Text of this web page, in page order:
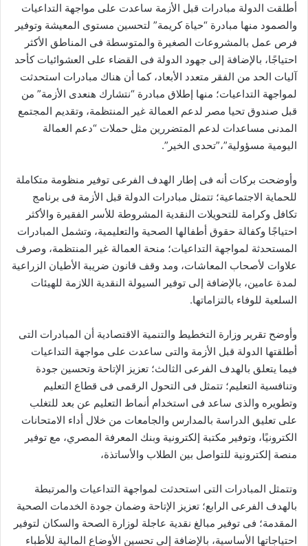
أطلقت الدولة مبادرات قبل الأزمة ساعدت على مواجهة التداعيات
والصمود منها مبادرة “حياة كريمة” لتحسين مستوى المعيشة وتوفير
فرص عمل بالمشروعات الصغيرة والمتوسطة فى المناطق الأكثر
احتياجًا، بالإضافة إلى جهود الدولة فى القضاء على العشوائيات كأحد
آليات الحد من الفقر متعدد الأبعاد، كما أن هناك مبادرات استحدثت
لمواجهة التداعيات؛ منها إطلاق مبادرة “نتشارك هنعدى الأزمة” من
قبل صندوق تحيا مصر لدعم العمالة غير المنتظمة، وتقديم المجتمع
المدنى مساعدات لدعم المتضررين مثل حملات “دعم العمالة
اليومية مسؤولية”،”تحدى الخير”.
وأوضحت بركات أنه فى إطار الهدف الفرعى توفير منظومة متكاملة
للحماية الاجتماعية؛ تتمثل مبادرات الدولة قبل الأزمة فى برنامج
تكافل وكرامة للتحويلات النقدية المشروطة للأسر الفقيرة والأكثر
احتياجًا وكفالة حقوق أطفالها الصحية والتعليمية، وتشمل المبادرات
المستحدثة لمواجهة التداعيات؛ منحة العمالة غير المنتظمة، وصرف
علاوات لأصحاب المعاشات، ومد وقف قانون ضريبة الأطيان الزراعية
لمدة عامين، بالإضافة إلى توفير السيولة النقدية اللازمة للهيئات
السلعية للوفاء بالتزاماتها.
وأوضح تقرير وزارة التخطيط والتنمية الاقتصادية أن المبادرات التى
أطلقتها الدولة قبل الأزمة والتى ساعدت على مواجهة التداعيات
فيما يتعلق بالهدف الفرعى الثالث؛ تعزيز الإتاحة وتحسين جودة
وتنافسية التعليم؛ تتمثل فى التحول الرقمى فى قطاع التعليم
وتطويره والذى ساعد فى استخدام أنماط التعليم عن بعد للتغلب
على تعليق الدراسة بالمدارس والجامعات من خلال أداء الامتحانات
الكترونيًا، وتوفير مكتبة إلكترونية وبنك المعرفة المصري، مع توفير
منصة إلكترونية للتواصل بين الطلاب والأساتذة،
وتتمثل المبادرات التى استحدثت لمواجهة التداعيات والمرتبطة
بالهدف الفرعى الرابع؛ تعزيز الإتاحة وضمان جودة الخدمات الصحية
المقدمة؛ فى توفير مبالغ نقدية عاجلة لوزارة الصحة والسكان لتوفير
احتياجاتها الأساسية، بالإضافة إلى تحسين الأوضاع المالية للأطباء